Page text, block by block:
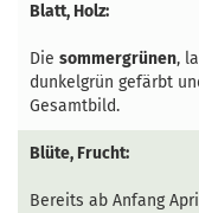
Blatt, Holz:
Die sommergrünen,
dunkelgrün gefärbt
Gesamtbild.
Blüte, Frucht:
Bereits ab Anfang